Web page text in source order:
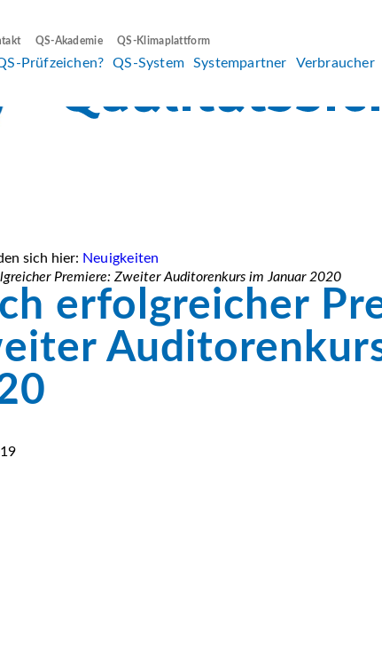
QS-Akademie QS-Klimaplattform
Prüfzeichen? QS-System Systempartner Verbraucher
sich hier: Neuigkeiten
Premiere: Zweiter Auditorenkurs im Januar 2020
erfolgreicher